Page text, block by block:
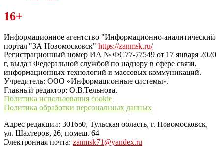
Читайте последние новости дня в Тульской области на сайте
“ЗаНовомосковск”
16+
Информационное агентство "Информационно-аналитический
портал "ЗА Новомосковск" https://zanmsk.ru/
Регистрационный номер ИА № ФС77-77549 от 17 января 2020
г, выдан Федеральной службой по надзору в сфере связи,
информационных технологий и массовых коммуникаций.
Учредитель: ООО «Информационные системы».
Главный редактор: О.В.Тельнова.
Политика использования cookie
Политика обработки персональных данных
Адрес редакции: 301650, Тульская область, г. Новомосковск,
ул. Шахтеров, 26, помещ. 64
Электронная почта: zanmsk71@yandex.ru